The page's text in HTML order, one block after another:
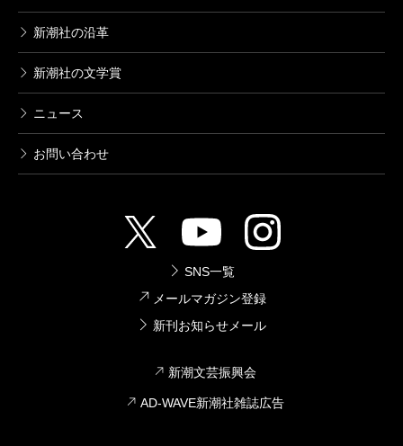
新潮社の沿革
新潮社の文学賞
ニュース
お問い合わせ
SNS一覧
メールマガジン登録
新刊お知らせメール
新潮文芸振興会
AD-WAVE新潮社雑誌広告